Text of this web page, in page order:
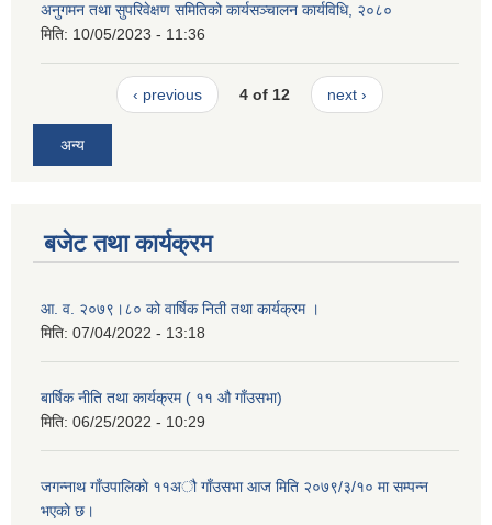
अनुगमन तथा सुपरिवेक्षण समितिको कार्यसञ्चालन कार्यविधि, २०८०
मिति: 10/05/2023 - 11:36
‹ previous 4 of 12 next ›
अन्य
बजेट तथा कार्यक्रम
आ. व. २०७९।८० को वार्षिक निती तथा कार्यक्रम ।
मिति: 07/04/2022 - 13:18
बार्षिक नीति तथा कार्यक्रम ( ११ औ गाँउसभा)
मिति: 06/25/2022 - 10:29
जगन्नाथ गाँउपालिकाे ११अौ गाँउसभा आज मिति २०७९/३/१० मा सम्पन्न
भएकाे छ।